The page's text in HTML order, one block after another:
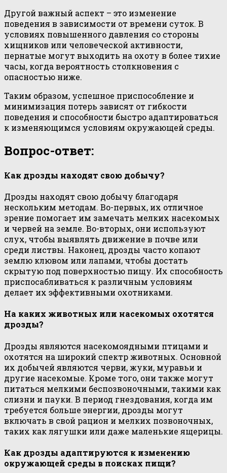
Другой важный аспект – это изменение
поведения в зависимости от времени суток. В
условиях повышенного давления со стороны
хищников или человеческой активности,
пернатые могут выходить на охоту в более тихие
часы, когда вероятность столкновения с
опасностью ниже.
Таким образом, успешное приспособление и
минимизация потерь зависят от гибкости
поведения и способности быстро адаптироваться
к изменяющимся условиям окружающей среды.
Вопрос-ответ:
Как дрозды находят свою добычу?
Дрозды находят свою добычу благодаря
нескольким методам. Во-первых, их отличное
зрение помогает им замечать мелких насекомых
и червей на земле. Во-вторых, они используют
слух, чтобы выявлять движение в почве или
среди листвы. Наконец, дрозды часто копают
землю клювом или лапами, чтобы достать
скрытую под поверхностью пищу. Их способность
приспосабливаться к различным условиям
делает их эффективными охотниками.
На каких животных или насекомых охотятся
дрозды?
Дрозды являются насекомоядными птицами и
охотятся на широкий спектр животных. Основной
их добычей являются черви, жуки, муравьи и
другие насекомые. Кроме того, они также могут
питаться мелкими беспозвоночными, такими как
слизни и пауки. В период гнездования, когда им
требуется больше энергии, дрозды могут
включать в свой рацион и мелких позвоночных,
таких как лягушки или даже маленькие ящерицы.
Как дрозды адаптируются к изменению
окружающей среды в поисках пищи?